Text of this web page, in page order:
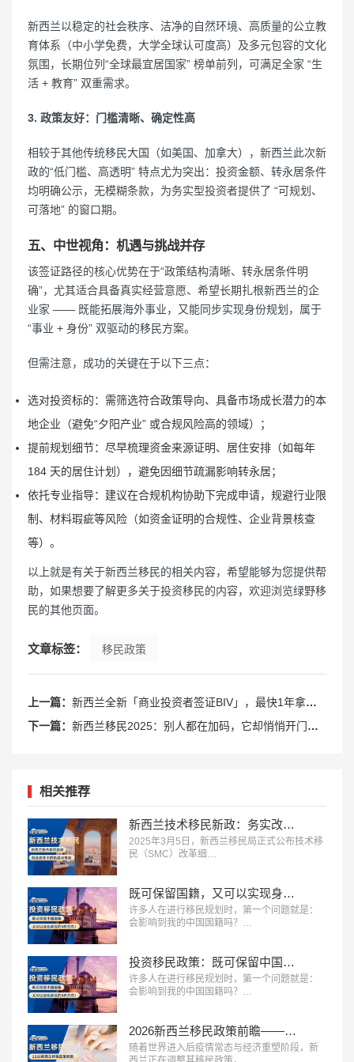
新西兰以稳定的社会秩序、洁净的自然环境、高质量的公立教
育体系（中小学免费，大学全球认可度高）及多元包容的文化
氛围，长期位列“全球最宜居国家” 榜单前列，可满足全家 “生
活 + 教育” 双重需求。
3. 政策友好：门槛清晰、确定性高
相较于其他传统移民大国（如美国、加拿大），新西兰此次新
政的“低门槛、高透明” 特点尤为突出：投资金额、转永居条件
均明确公示，无模糊条款，为务实型投资者提供了 “可规划、
可落地” 的窗口期。
五、中世视角：机遇与挑战并存
该签证路径的核心优势在于“政策结构清晰、转永居条件明
确”，尤其适合具备真实经营意愿、希望长期扎根新西兰的企
业家 —— 既能拓展海外事业，又能同步实现身份规划，属于
“事业 + 身份” 双驱动的移民方案。
但需注意，成功的关键在于以下三点：
选对投资标的：需筛选符合政策导向、具备市场成长潜力的本
地企业（避免“夕阳产业” 或合规风险高的领域）；
提前规划细节：尽早梳理资金来源证明、居住安排（如每年
184 天的居住计划），避免因细节疏漏影响转永居；
依托专业指导：建议在合规机构协助下完成申请，规避行业限
制、材料瑕疵等风险（如资金证明的合规性、企业背景核查
等）。
以上就是有关于新西兰移民的相关内容，希望能够为您提供帮
助，如果想要了解更多关于投资移民的内容，欢迎浏览绿野移
民的其他页面。
文章标签： 移民政策
上一篇： 新西兰全新「商业投资者签证BIV」，最快1年拿居留权！
下一篇： 新西兰移民2025：别人都在加码，它却悄悄开门放水？
相关推荐
新西兰技术移民新政：务实改革下的机遇与挑战
2025年3月5日，新西兰移民局正式公布技术移
民（SMC）改革细…
既可保留国籍，又可以实现身份获取的5种投资移民方式！
许多人在进行移民规划时，第一个问题就是：
会影响到我的中国国籍吗？…
投资移民政策：既可保留中国国籍，又可以实现移民的5种方式！
许多人在进行移民规划时，第一个问题就是：
会影响到我的中国国籍吗？…
2026新西兰移民政策前瞻——从路径重构到筛选逻辑全面解析
随着世界进入后疫情常态与经济重塑阶段，新